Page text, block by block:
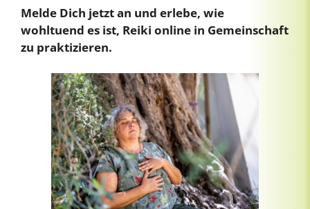
Melde Dich jetzt an und erlebe, wie
wohltuend es ist, Reiki online in Gemeinschaft
zu praktizieren.